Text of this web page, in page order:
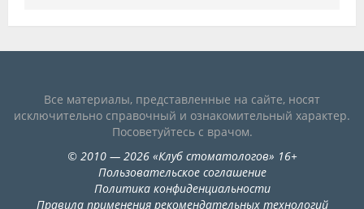
Все материалы, представленные на сайте, носят
исключительно справочный и ознакомительный характер.
Посоветуйтесь с врачом.
© 2010— 2026«Клуб стоматологов» 16+
Пользовательское соглашение
Политика конфиденциальности
Правила применения рекомендательных технологий